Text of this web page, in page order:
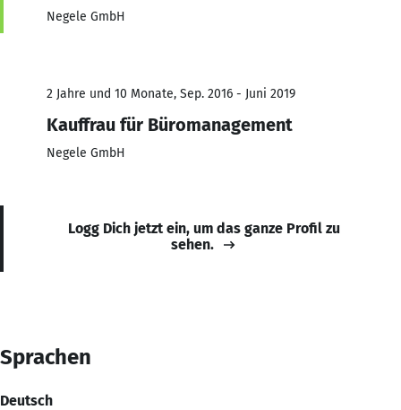
Negele GmbH
2 Jahre und 10 Monate, Sep. 2016 - Juni 2019
Kauffrau für Büromanagement
Negele GmbH
Logg Dich jetzt ein, um das ganze Profil zu
sehen.
Sprachen
Deutsch